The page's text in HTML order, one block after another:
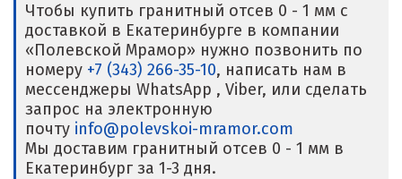
Чтобы купить гранитный отсев 0 - 1 мм с
доставкой в Екатеринбурге в компании
«Полевской Мрамор» нужно позвонить по
номеру +7 (343) 266-35-10, написать нам в
мессенджеры WhatsApp , Viber, или сделать
запрос на электронную
почту info@polevskoi-mramor.com
Мы доставим гранитный отсев 0 - 1 мм в
Екатеринбург за 1-3 дня.